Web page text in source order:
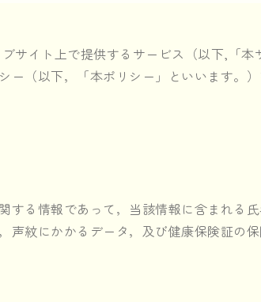
サイト上で提供するサービス（以下,「本
（以下，「本ポリシー」といいます。）
する情報であって，当該情報に含まれる
紋にかかるデータ，及び健康保険証の